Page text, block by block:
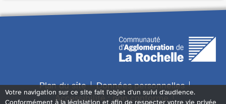
Plan du site
Données personnelles
Accessibilité : non conforme
Votre navigation sur ce site fait l'objet d'un suivi d'audience.
Conformément à la législation et afin de respecter votre vie privée,